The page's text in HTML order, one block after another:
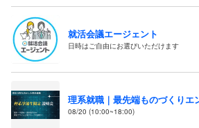
就活会議エージェント
日時はご自由にお選びいただけます
理系就職｜最先端ものづくりエ
08/20 (10:00~18:00)